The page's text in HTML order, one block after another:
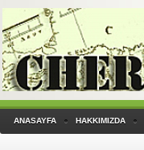
ANASAYFA HAKKIMIZDA